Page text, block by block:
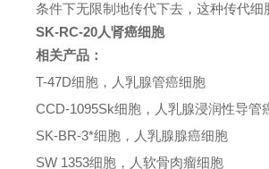
条件下无限制地传代下去，这种传代细
SK-RC-20人肾癌细胞
相关产品：
T-47D细胞，人乳腺管癌细胞
CCD-1095Sk细胞，人乳腺浸润性导管
SK-BR-3*细胞，人乳腺腺癌细胞
SW 1353细胞，人软骨肉瘤细胞